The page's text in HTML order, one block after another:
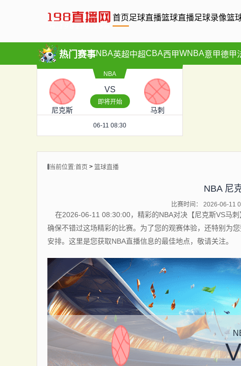
首页足球直播篮球直播足球录像篮
热门赛事NBA英超中超CBA西甲WNBA意甲德甲
NBA
尼克斯
VS
即将开始
马刺
06-11 08:30
当前位置:首页 > 篮球直播
NBA 尼
比赛时间： 2026-06-11
在2026-06-11 08:30:00，精彩的NBA对决【尼克斯VS马
确保不错过这场精彩的比赛。为了您的观赛体验，还特别为
安排。这里是您获取NBA直播信息的最佳地点，敬请关注。